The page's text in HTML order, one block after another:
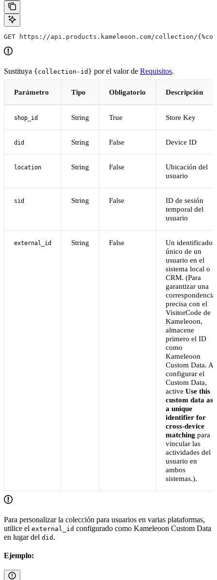
GET https://api.products.kameleoon.com/collection/
Sustituya {collection-id} por el valor de Requisitos.
Parámetro Tipo Obligatorio Descripción
shop_id String True Store Key
did String False Device ID
location String False
Ubicación del
usuario
sid String False
ID de sesión
temporal del
usuario
external_id String False
Un identificador
único de un
usuario en el
sistema local o
CRM. (Para
garantizar una
correspondencia
precisa con el
VisitorCode de
Kameleoon,
almacene
primero el ID
como
Kameleoon
Custom Data. Al
configurar el
Custom Data,
active Use this
custom data as
a unique
identifier for
cross-device
matching para
vincular las
actividades del
usuario en
ambos
sistemas.).
Para personalizar la colección para usuarios en varias plataformas,
utilice el external_id configurado como Kameleoon Custom Data
en lugar del did .
Ejemplo: